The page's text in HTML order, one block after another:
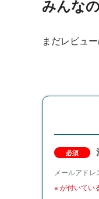
みんな
まだレビュ
必須
メールアドレ
※が付いてい